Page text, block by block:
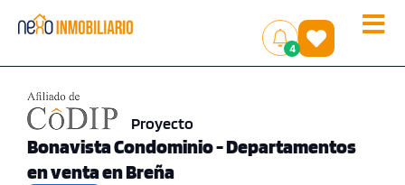
Toggle
4
()
Proyecto
Bonavista Condominio - Departamentos
en venta en Breña